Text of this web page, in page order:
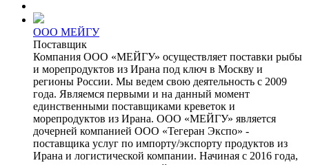
ООО МЕЙГУ
Поставщик
Компания ООО «МЕЙГУ» осуществляет поставки рыбы
и морепродуктов из Ирана под ключ в Москву и
регионы России. Мы ведем свою деятельность с 2009
года. Являемся первыми и на данный момент
единственными поставщиками креветок и
морепродуктов из Ирана. ООО «МЕЙГУ» является
дочерней компанией ООО «Тегеран Экспо» -
поставщика услуг по импорту/экспорту продуктов из
Ирана и логистической компании. Начиная с 2016 года,